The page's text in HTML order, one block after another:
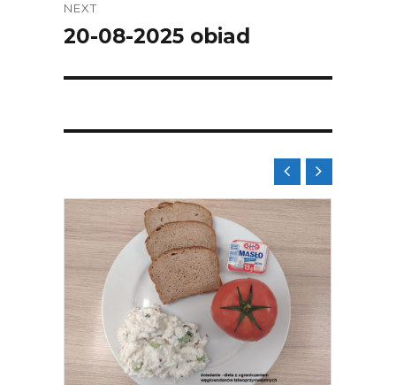
NEXT
Next
20-08-2025 obiad
 